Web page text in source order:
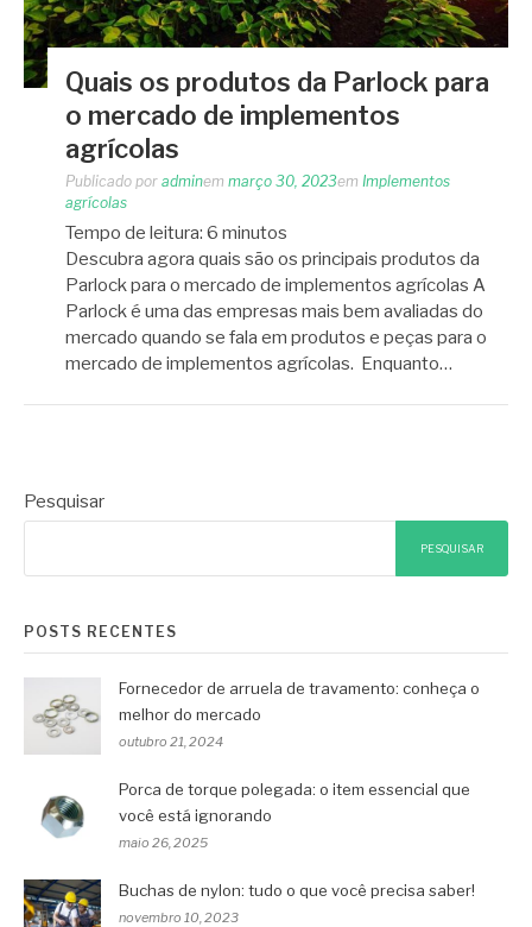
Quais os produtos da Parlock para
o mercado de implementos
agrícolas
Publicado por adminem março 30, 2023em Implementos
agrícolas
Tempo de leitura: 6 minutos
Descubra agora quais são os principais produtos da
Parlock para o mercado de implementos agrícolas A
Parlock é uma das empresas mais bem avaliadas do
mercado quando se fala em produtos e peças para o
mercado de implementos agrícolas. Enquanto…
Pesquisar
PESQUISAR
POSTS RECENTES
Fornecedor de arruela de travamento: conheça o
melhor do mercado
outubro 21, 2024
Porca de torque polegada: o item essencial que
você está ignorando
maio 26, 2025
Buchas de nylon: tudo o que você precisa saber!
novembro 10, 2023